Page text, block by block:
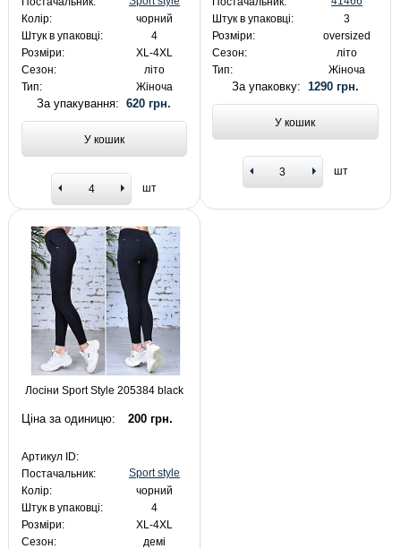
Колір:
чорний
Штук в упаковці:
4
Розміри:
XL-4XL
Сезон:
літо
Тип:
Жіноча
За упакування:620 грн.
У кошик
шт
Штук в упаковці:
3
Розміри:
oversized
Сезон:
літо
Тип:
Жіноча
За упаковку: 1290 грн.
У кошик
шт
Лосіни Sport Style 205384 black
Ціна за одиницю: 200 грн.
Артикул ID:
Постачальник:
Sport style
Колір:
чорний
Штук в упаковці:
4
Розміри:
XL-4XL
Сезон:
демі